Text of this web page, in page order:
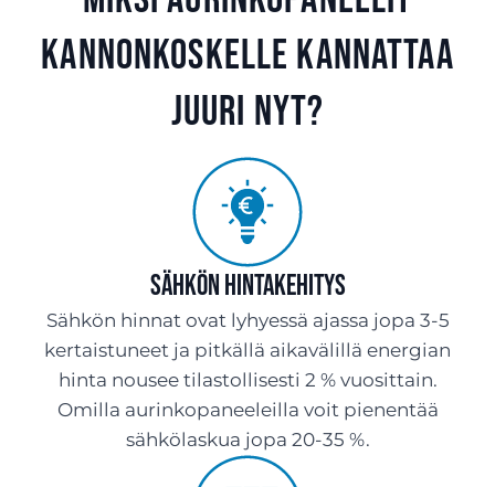
Kannonkoskelle kannattaa
juuri nyt?
Sähkön hintakehitys
Sähkön hinnat ovat lyhyessä ajassa jopa 3-5
kertaistuneet ja pitkällä aikavälillä energian
hinta nousee tilastollisesti 2 % vuosittain.
Omilla aurinkopaneeleilla voit pienentää
sähkölaskua jopa 20-35 %.